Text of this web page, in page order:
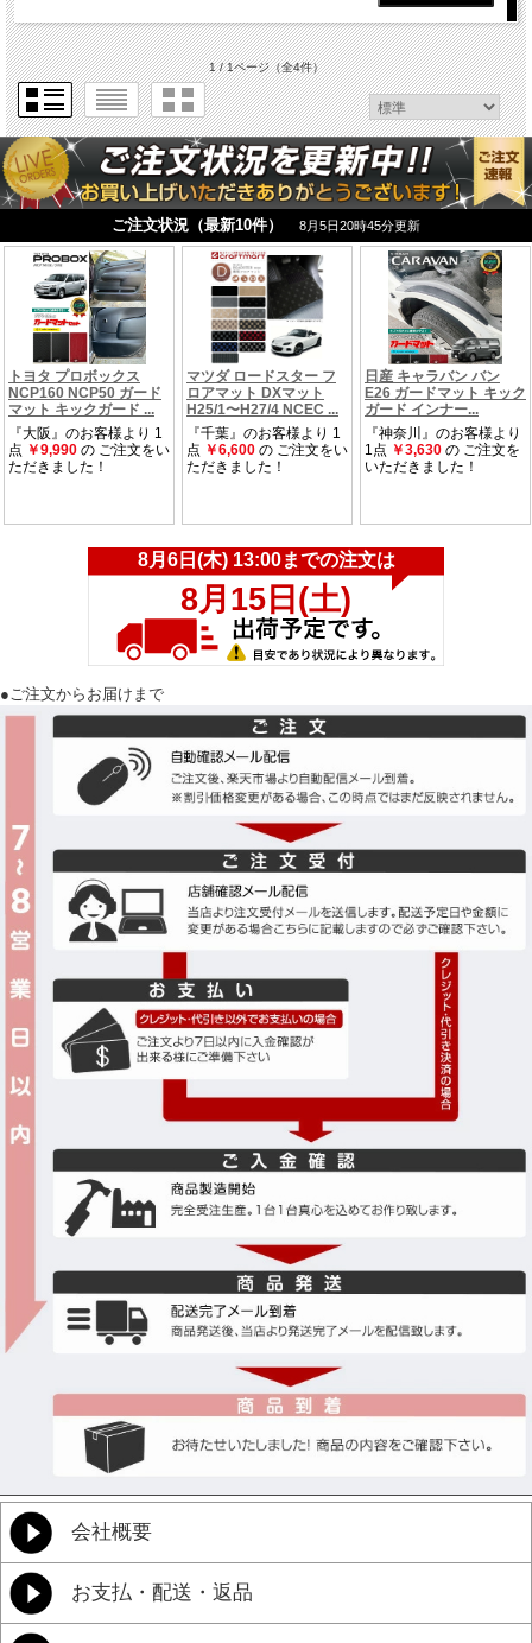
1 / 1ページ（全4件）
●ご注文からお届けまで
会社概要
お支払・配送・返品